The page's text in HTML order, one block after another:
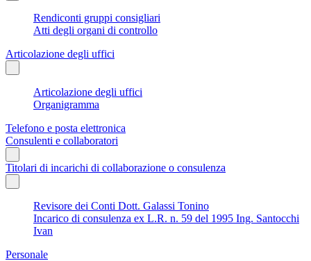
Rendiconti gruppi consigliari
Atti degli organi di controllo
Articolazione degli uffici
Articolazione degli uffici
Organigramma
Telefono e posta elettronica
Consulenti e collaboratori
Titolari di incarichi di collaborazione o consulenza
Revisore dei Conti Dott. Galassi Tonino
Incarico di consulenza ex L.R. n. 59 del 1995 Ing. Santocchi
Ivan
Personale